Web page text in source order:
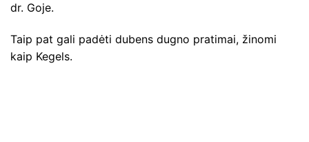
dr. Goje.
Taip pat gali padėti dubens dugno pratimai, žinomi
kaip Kegels.